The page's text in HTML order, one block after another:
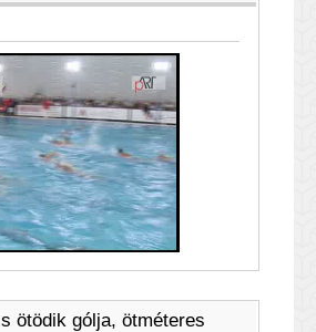
ötödik gólja, ötméteres